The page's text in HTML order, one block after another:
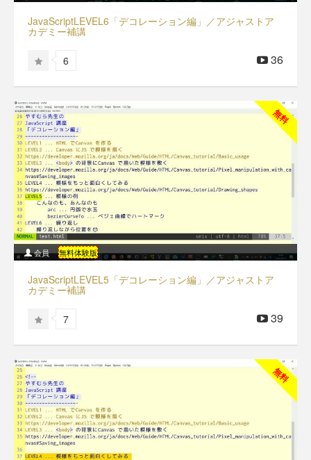
JavaScriptLEVEL6「デコレーション編」／アジャストア
カデミー補講
6 36
無料
会員 無料体験版
JavaScriptLEVEL5「デコレーション編」／アジャストア
カデミー補講
7 39
無料